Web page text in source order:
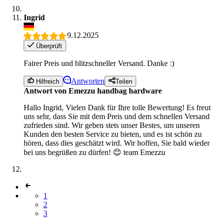
Ingrid
9.12.2025
Überprüft
Fairer Preis und blitzschneller Versand. Danke :)
Hilfreich Antworten Teilen
Antwort von Emezzu handbag hardware
Hallo Ingrid, Vielen Dank für Ihre tolle Bewertung! Es freut
uns sehr, dass Sie mit dem Preis und dem schnellen Versand
zufrieden sind. Wir geben stets unser Bestes, um unseren
Kunden den besten Service zu bieten, und es ist schön zu
hören, dass dies geschätzt wird. Wir hoffen, Sie bald wieder
bei uns begrüßen zu dürfen! 😊 team Emezzu
1
2
3